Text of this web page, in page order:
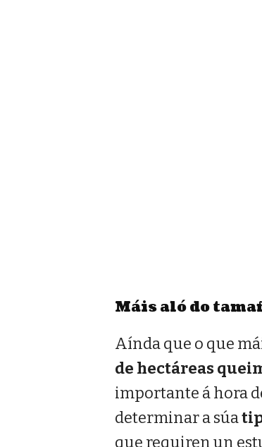
Máis aló do
Aínda que o que
de hectáreas
importante á hora
determinar a súa
que requiren un